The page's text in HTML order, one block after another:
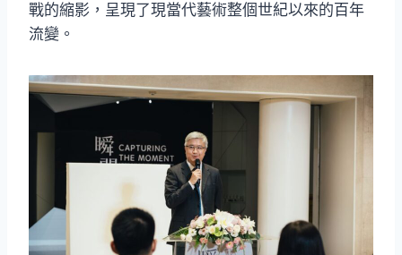
戰的縮影，呈現了現當代藝術整個世紀以來的百年
流變。